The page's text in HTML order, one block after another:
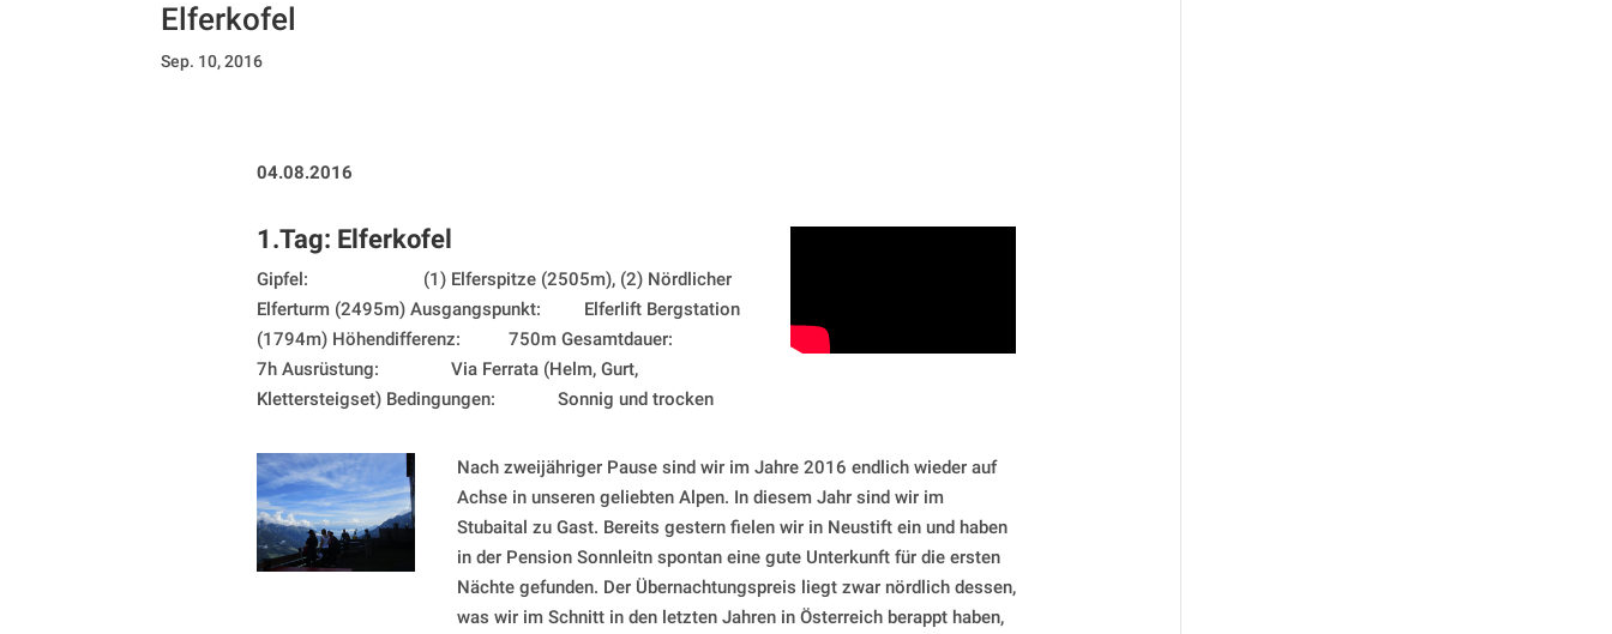
Elferkofel
Sep. 10, 2016
04.08.2016
1.Tag: Elferkofel
Gipfel: (1) Elferspitze (2505m), (2) Nördlicher
Elferturm (2495m) Ausgangspunkt: Elferlift Bergstation
(1794m) Höhendifferenz: 750m Gesamtdauer:
7h Ausrüstung: Via Ferrata (Helm, Gurt,
Klettersteigset) Bedingungen: Sonnig und trocken
Nach zweijähriger Pause sind wir im Jahre 2016 endlich wieder auf
Achse in unseren geliebten Alpen. In diesem Jahr sind wir im
Stubaital zu Gast. Bereits gestern fielen wir in Neustift ein und haben
in der Pension Sonnleitn spontan eine gute Unterkunft für die ersten
Nächte gefunden. Der Übernachtungspreis liegt zwar nördlich dessen,
was wir im Schnitt in den letzten Jahren in Österreich berappt haben,